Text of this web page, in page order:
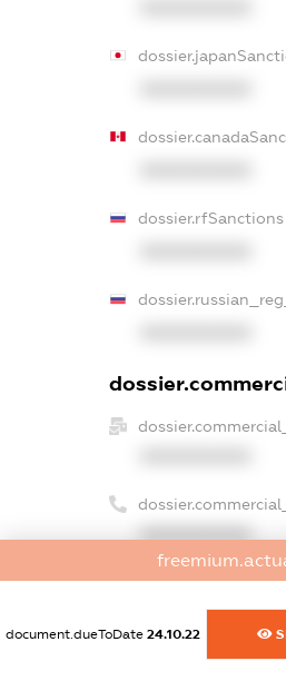
dossier.rfSanctions
XXXXXXXXXX
document.dueToDate 24.10.22